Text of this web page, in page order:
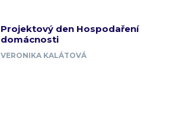
Projektový den Hospodaření
domácnosti
VERONIKA KALÁTOVÁ